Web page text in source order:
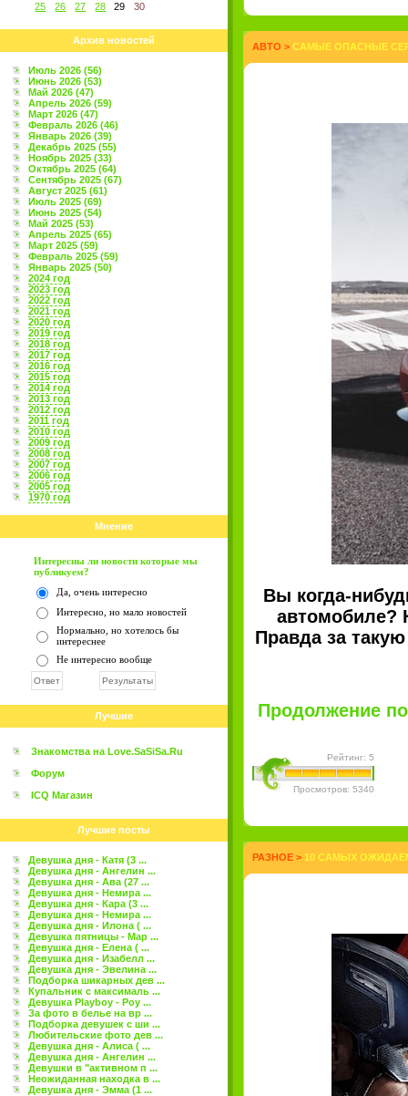
25
26 27 28 29 30
Архив новостей
Июль 2026 (56)
Июнь 2026 (53)
Май 2026 (47)
Апрель 2026 (59)
Март 2026 (47)
Февраль 2026 (46)
Январь 2026 (39)
Декабрь 2025 (55)
Ноябрь 2025 (33)
Октябрь 2025 (64)
Сентябрь 2025 (67)
Август 2025 (61)
Июль 2025 (69)
Июнь 2025 (54)
Май 2025 (53)
Апрель 2025 (65)
Март 2025 (59)
Февраль 2025 (59)
Январь 2025 (50)
2024 год
2023 год
2022 год
2021 год
2020 год
2019 год
2018 год
2017 год
2016 год
2015 год
2014 год
2013 год
2012 год
2011 год
2010 год
2009 год
2008 год
2007 год
2006 год
2005 год
1970 год
Мнение
Интересны ли новости которые мы
публикуем?
Да, очень интересно
Интересно, но мало новостей
Нормально, но хотелось бы
интереснее
Не интересно вообще
Лучшие
Знакомства на Love.SaSiSa.Ru
Форум
ICQ Магазин
Лучшие посты
Девушка дня - Катя (3 ...
Девушка дня - Ангелин ...
Девушка дня - Ава (27 ...
Девушка дня - Немира ...
Девушка дня - Кара (3 ...
Девушка дня - Немира ...
Девушка дня - Илона ( ...
Девушка пятницы - Мар ...
Девушка дня - Елена ( ...
Девушка дня - Изабелл ...
Девушка дня - Эвелина ...
Подборка шикарных дев ...
Купальник с максималь ...
Девушка Playboy - Роу ...
За фото в белье на вр ...
Подборка девушек с ши ...
Любительские фото дев ...
Девушка дня - Алиса ( ...
Девушка дня - Ангелин ...
Девушки в "активном п ...
Неожиданная находка в ...
Девушка дня - Эмма (1 ...
АВТО > САМЫЕ ОПАСНЫЕ
Вы когда-
автомобиле?
Правда за
Продолжение
Рейтинг: 5
Просмотров: 5340
РАЗНОЕ > 10 САМЫХ